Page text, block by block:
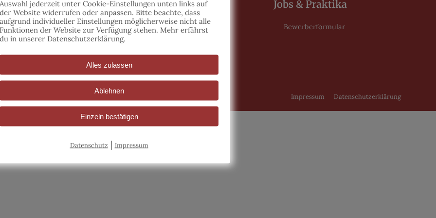
3053996
reitschule.de
Zucht & Show
Zucht & Verkauf
Showprogramm
Jobs & Praktika
Bewerberformular
gut beraten Impressum Datenschutzerklärung
Auswahl jederzeit unter Cookie-Einstellungen unten links auf
der Website widerrufen oder anpassen. Bitte beachte, dass
aufgrund individueller Einstellungen möglicherweise nicht alle
Funktionen der Website zur Verfügung stehen. Mehr erfährst
du in unserer Datenschutzerklärung.
Alles zulassen
Ablehnen
Einzeln bestätigen
Datenschutz | Impressum